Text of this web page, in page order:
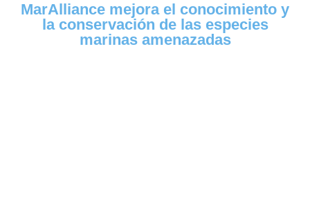
MarAlliance mejora el conocimiento y
la conservación de las especies
marinas amenazadas